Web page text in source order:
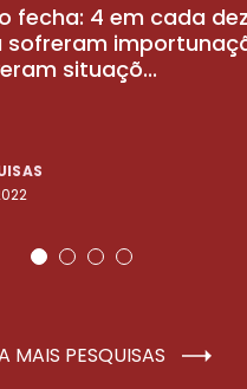
fecha: 4 em cada dez
sofreram
situaçõ...
MAIS PESQUISAS